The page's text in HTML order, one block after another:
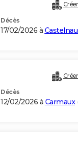
Décès
17/02/2026 à
Décès
12/02/2026 à Carmaux